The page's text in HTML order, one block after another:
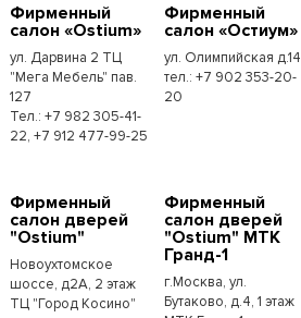
Фирменный
салон «Ostium»
ул. Дарвина 2 ТЦ
"Мега Мебель" пав.
127
Тел.: +7 982 305-41-
22, +7 912 477-99-25
Фирменный
салон «Остиум»
ул. Олимпийская д.14
тел.: +7 902 353-20-
20
Фирменный
салон дверей
"Ostium"
Новоухтомское
шоссе, д2А, 2 этаж
ТЦ "Город Косино"
Фирменный
салон дверей
"Ostium" МТК
Гранд-1
г.Москва, ул.
Бутаково, д.4, 1 этаж